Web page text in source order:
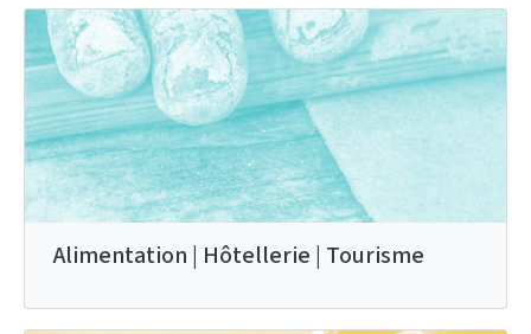
Alimentation | Hôtellerie | Tourisme